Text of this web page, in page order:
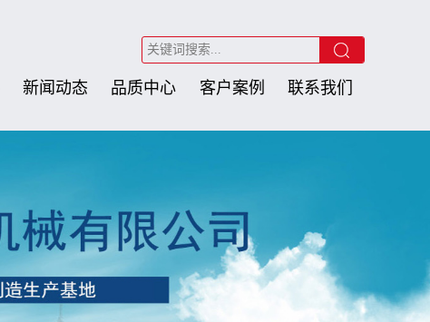
新闻动态 品质中心 客户案例 联系我们